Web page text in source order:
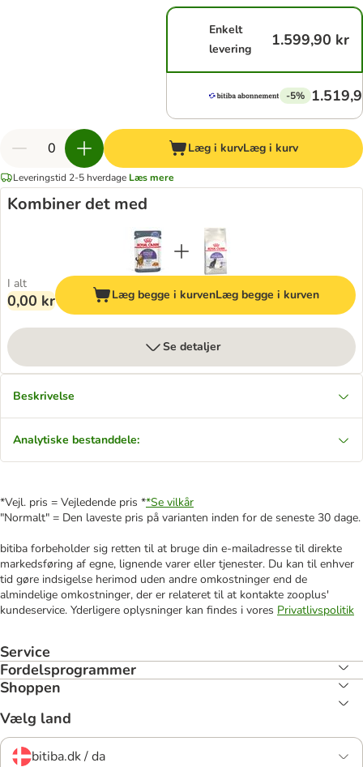
Enkelt
levering
1.599,90 kr
-5%
Læg i kurvLæg i kurv
Leveringstid 2-5 hverdage Læs mere
Kombiner det med
I alt
0,00 kr Læg begge i kurvenLæg begge i kurven
Se detaljer
Beskrivelse
Analytiske bestanddele:
*Vejl. pris = Vejledende pris **Se vilkår
"Normalt" = Den laveste pris på varianten inden for de seneste 30 dage.
bitiba forbeholder sig retten til at bruge din e-mailadresse til direkte
markedsføring af egne, lignende varer eller tjenester. Du kan til enhver
tid gøre indsigelse herimod uden andre omkostninger end de
almindelige omkostninger, der er relateret til at kontakte zooplus'
kundeservice. Yderligere oplysninger kan findes i vores Privatlivspolitik
Service
Fordelsprogrammer
Shoppen
Vælg land
bitiba.dk / da